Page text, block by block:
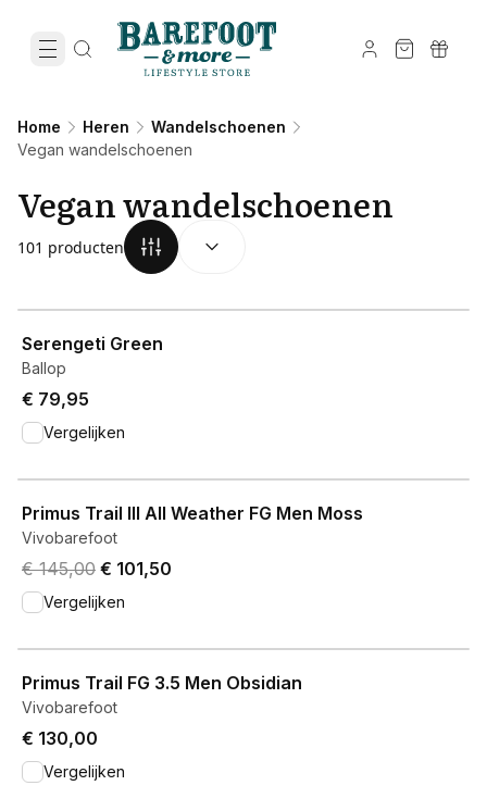
Home Heren
Wandelschoenen
Vegan wandelschoenen
Vegan wandelschoenen
101 producten
Serengeti Green
Ballop
€ 79,95
Vergelijken
Primus Trail III All Weather FG Men Moss
Vivobarefoot
Original price was € 145,00.
€ 145,00 Current price is € 101,50.
€ 101,50
Vergelijken
Primus Trail FG 3.5 Men Obsidian
Vivobarefoot
€ 130,00
Vergelijken